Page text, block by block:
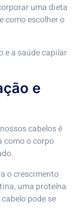
uma dieta
como escolher o
e a saúde capilar
e
cabelos é
como o corpo
o crescimento
uma proteína
pode se